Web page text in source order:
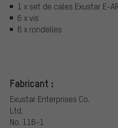
1 x set de cales Exustar E-
6 x vis
6 x rondelles
Fabricant :
Exustar Enterprises Co.
Ltd.
No. 116-1